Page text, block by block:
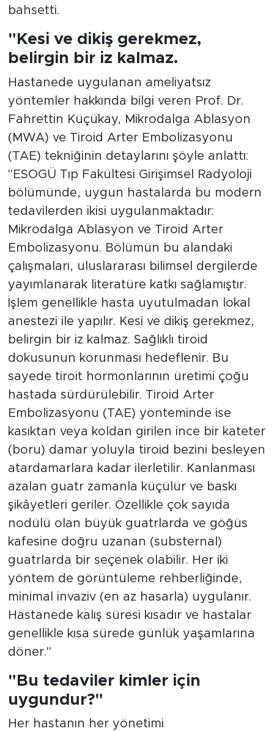
bahsetti.
"Kesi ve dikiş gerekmez,
belirgin bir iz kalmaz.
Hastanede uygulanan ameliyatsız
yöntemler hakkında bilgi veren Prof. Dr.
Fahrettin Küçükay, Mikrodalga Ablasyon
(MWA) ve Tiroid Arter Embolizasyonu
(TAE) tekniğinin detaylarını şöyle anlattı:
"ESOGÜ Tıp Fakültesi Girişimsel Radyoloji
bölümünde, uygun hastalarda bu modern
tedavilerden ikisi uygulanmaktadır:
Mikrodalga Ablasyon ve Tiroid Arter
Embolizasyonu. Bölümün bu alandaki
çalışmaları, uluslararası bilimsel dergilerde
yayımlanarak literatüre katkı sağlamıştır.
İşlem genellikle hasta uyutulmadan lokal
anestezi ile yapılır. Kesi ve dikiş gerekmez,
belirgin bir iz kalmaz. Sağlıklı tiroid
dokusunun korunması hedeflenir. Bu
sayede tiroit hormonlarının üretimi çoğu
hastada sürdürülebilir. Tiroid Arter
Embolizasyonu (TAE) yönteminde ise
kasıktan veya koldan girilen ince bir kateter
(boru) damar yoluyla tiroid bezini besleyen
atardamarlara kadar ilerletilir. Kanlanması
azalan guatr zamanla küçülür ve baskı
şikâyetleri geriler. Özellikle çok sayıda
nodülü olan büyük guatrlarda ve göğüs
kafesine doğru uzanan (substernal)
guatrlarda bir seçenek olabilir. Her iki
yöntem de görüntüleme rehberliğinde,
minimal invaziv (en az hasarla) uygulanır.
Hastanede kalış süresi kısadır ve hastalar
genellikle kısa sürede günlük yaşamlarına
döner."
"Bu tedaviler kimler için
uygundur?"
Her hastanın her yönetimi